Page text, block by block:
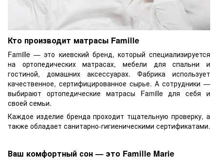
Кто производит матрасы Famille
Famille — это киевский бренд, который специализируется
на ортопедических матрасах, мебели для спальни и
гостиной, домашних аксессуарах. Фабрика использует
качественное, сертифицированное сырье. А сотрудники —
выбирают ортопедические матрасы Famille для себя и
своей семьи.
Каждое изделие бренда проходит тщательную проверку, а
также обладает санитарно-гигиеническими сертификатами.
Ваш комфортный сон — это Famille Marie